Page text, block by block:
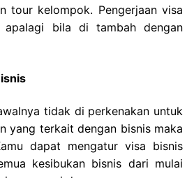
tour kelompok. Pengerjaan visa
apalagi bila di tambah dengan
tidak di perkenakan untuk
yang terkait dengan bisnis maka
dapat mengatur visa bisnis
kesibukan bisnis dari mulai